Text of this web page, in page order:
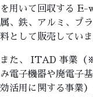
を用いて回収する E-
属、鉄、アルミ、プ
料として販売していま
また、 ITAD 事業
み電子機器や廃電子
効活用に関する事業